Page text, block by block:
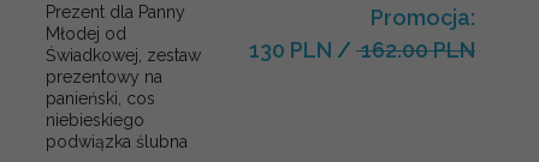
Prezent dla Panny
Młodej od
Świadkowej, zestaw
prezentowy na
panieński, cos
niebieskiego
podwiązka ślubna
Promocja:
130 PLN / 162.00 PLN